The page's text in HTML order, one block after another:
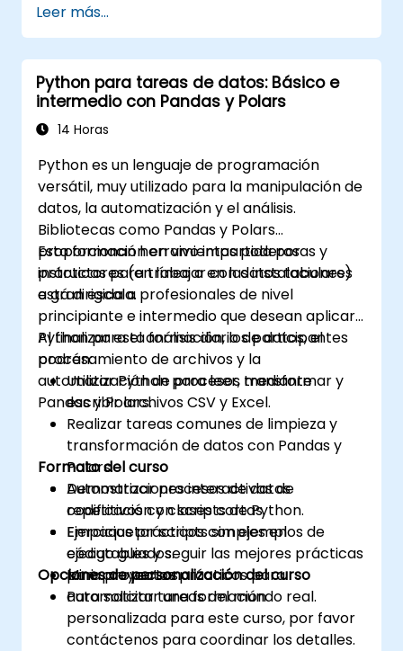
Mejorar las capacidades de visualización
de datos creando visualizaciones
personalizadas e interactivas mediante
Python.
Adquirir habilidades avanzadas de análisis
de datos utilizando Python.
Leer más...
Python para tareas de datos: Básico e
intermedio con Pandas y Polars
14 Horas
Python es un lenguaje de programación
versátil, muy utilizado para la manipulación de
datos, la automatización y el análisis.
Bibliotecas como Pandas y Polars
proporcionan herramientas poderosas y
prácticas para trabajar con datos tabulares
a gran escala.
Esta formación en vivo impartida por
instructores (en línea o en las instalaciones)
está dirigida a profesionales de nivel
principiante e intermedio que desean aplicar
Python para el análisis diario de datos, el
procesamiento de archivos y la
automatización de procesos mediante
Pandas y Polars.
Al finalizar esta formación, los participantes
podrán:
Utilizar Python para leer, transformar y
escribir archivos CSV y Excel.
Realizar tareas comunes de limpieza y
transformación de datos con Pandas y
Polars.
Automatizar procesos de datos
repetitivos con scripts de Python.
Empaquetar scripts simples en
ejecutables y seguir las mejores prácticas
para proyectos.
Formato del curso
Demostraciones interactivas de
codificación y clases cortas.
Ejercicios prácticos con ejemplos de
código guiados.
Mini-proyectos prácticos para
automatizar tareas del mundo real.
Opciones de personalización del curso
Para solicitar una formación
personalizada para este curso, por favor
contáctenos para coordinar los detalles.